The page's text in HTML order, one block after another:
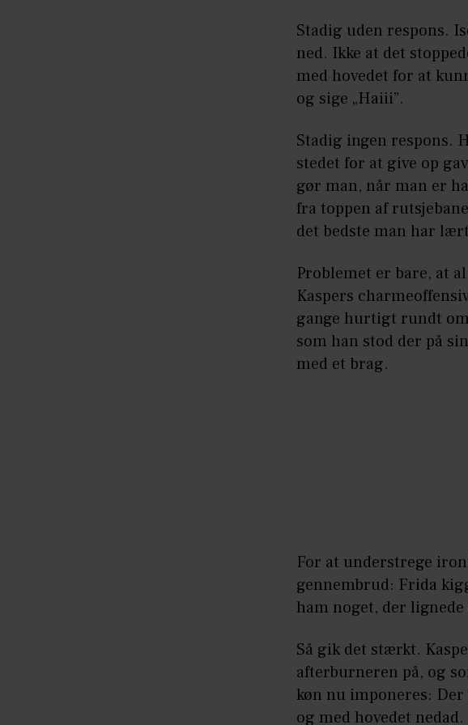
Stadig uden respons.
ned. Ikke at det
med hovedet for at
og sige „Haiii”.
Stadig ingen respons.
stedet for at give op
gør man, når man er
fra toppen af
det bedste man har
Problemet er bare, at
Kaspers
gange hurtigt rundt
som han stod der på
med et brag.
For at understrege
gennembrud: Frida
ham noget, der
Så gik det stærkt.
afterburneren på, og
køn nu imponeres:
og med hovedet nedad.